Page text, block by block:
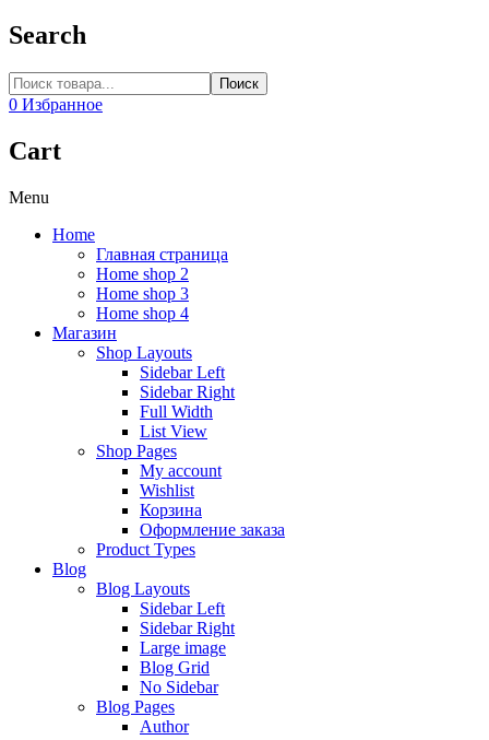
Search
Поиск
0 Избранное
Cart
Menu
Home
Главная страница
Home shop 2
Home shop 3
Home shop 4
Магазин
Shop Layouts
Sidebar Left
Sidebar Right
Full Width
List View
Shop Pages
My account
Wishlist
Корзина
Оформление заказа
Product Types
Blog
Blog Layouts
Sidebar Left
Sidebar Right
Large image
Blog Grid
No Sidebar
Blog Pages
Author